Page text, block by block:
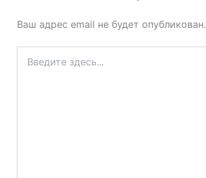
Ваш адрес email не будет опубликован.
здесь...